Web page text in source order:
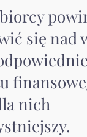
się nad
nich